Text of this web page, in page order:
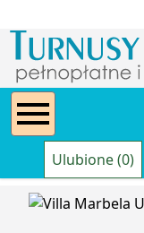
Ulubione (0)